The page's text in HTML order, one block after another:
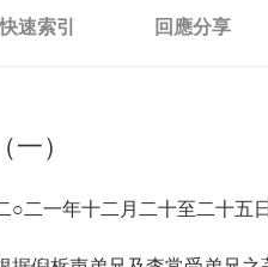
快速索引 回應分享
）
一年十二月二十至二十五